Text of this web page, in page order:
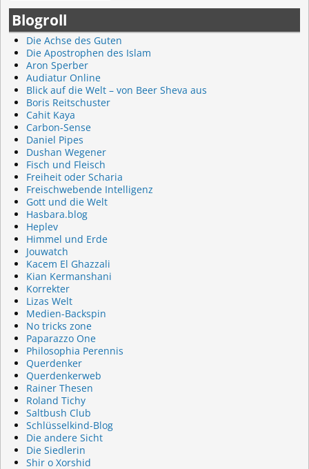
Blogroll
Die Achse des Guten
Die Apostrophen des Islam
Aron Sperber
Audiatur Online
Blick auf die Welt – von Beer Sheva aus
Boris Reitschuster
Cahit Kaya
Carbon-Sense
Daniel Pipes
Dushan Wegener
Fisch und Fleisch
Freiheit oder Scharia
Freischwebende Intelligenz
Gott und die Welt
Hasbara.blog
Heplev
Himmel und Erde
Jouwatch
Kacem El Ghazzali
Kian Kermanshani
Korrekter
Lizas Welt
Medien-Backspin
No tricks zone
Paparazzo One
Philosophia Perennis
Querdenker
Querdenkerweb
Rainer Thesen
Roland Tichy
Saltbush Club
Schlüsselkind-Blog
Die andere Sicht
Die Siedlerin
Shir o Xorshid